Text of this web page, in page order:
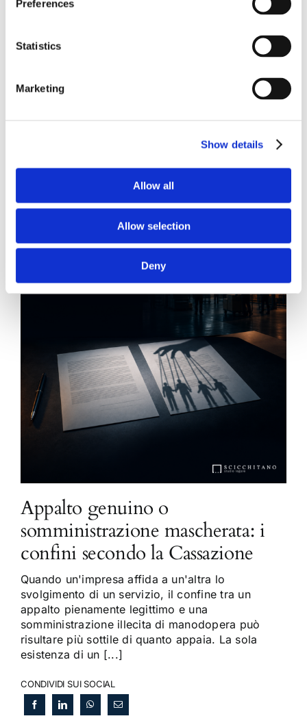
Preferences
Statistics
Marketing
Show details
Allow all
Allow selection
Deny
Diritto del Lavoro, Michela Colitta, Sentenze Cassazione
Appalto genuino o
somministrazione mascherata: i
confini secondo la Cassazione
Quando un'impresa affida a un'altra lo
svolgimento di un servizio, il confine tra un
appalto pienamente legittimo e una
somministrazione illecita di manodopera può
risultare più sottile di quanto appaia. La sola
esistenza di un [...]
CONDIVIDI SUI SOCIAL